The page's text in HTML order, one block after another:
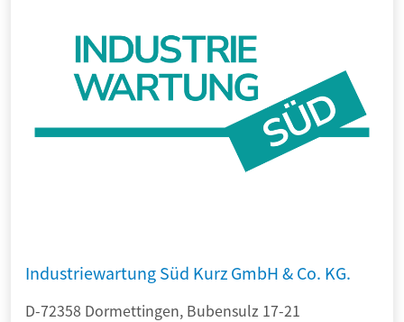
Industriewartung Süd Kurz GmbH & Co. KG.
D-72358 Dormettingen, Bubensulz 17-21